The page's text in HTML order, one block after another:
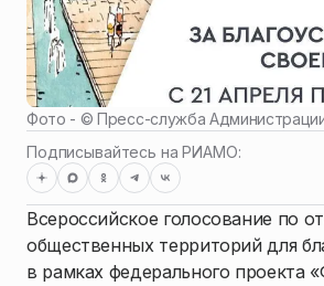
Фото - ©Пресс-служба
Подписывайтесь на РИАМО:
Всероссийское голосование по
общественных территорий для
в рамках федерального проекта